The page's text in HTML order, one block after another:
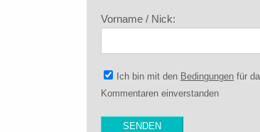
Vorname / Nick:
Ich bin mit den Bedingungen für
Kommentaren einverstanden